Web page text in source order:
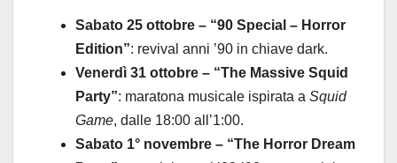
Sabato 25 ottobre – “90 Special – Horror
Edition”: revival anni ’90 in chiave dark.
Venerdì 31 ottobre – “The Massive Squid
Party”: maratona musicale ispirata a Squid
Game, dalle 18:00 all’1:00.
Sabato 1° novembre – “The Horror Dream